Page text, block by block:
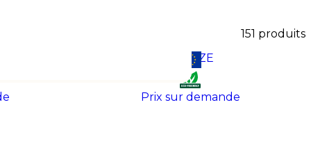
151 produits
TOP
BREEZE
Prix sur demande